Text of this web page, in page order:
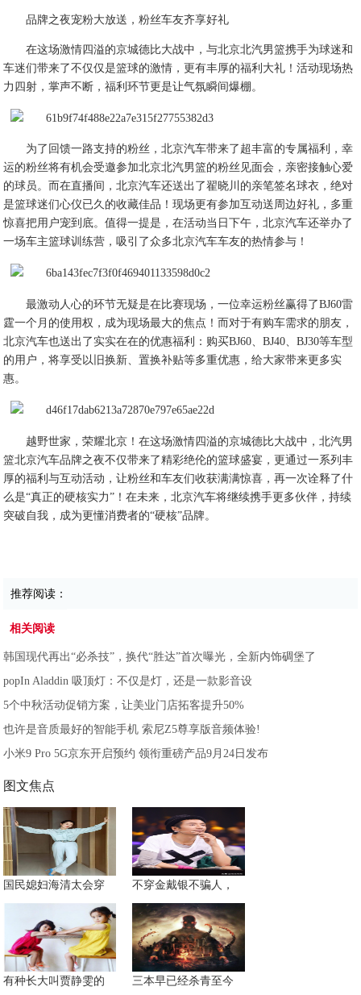
品牌之夜宠粉大放送，粉丝车友齐享好礼
在这场激情四溢的京城德比大战中，与北京北汽男篮携手为球迷和
车迷们带来了不仅仅是篮球的激情，更有丰厚的福利大礼！活动现场热
力四射，掌声不断，福利环节更是让气氛瞬间爆棚。
为了回馈一路支持的粉丝，北京汽车带来了超丰富的专属福利，幸
运的粉丝将有机会受邀参加北京北汽男篮的粉丝见面会，亲密接触心爱
的球员。而在直播间，北京汽车还送出了翟晓川的亲笔签名球衣，绝对
是篮球迷们心仪已久的收藏佳品！现场更有参加互动送周边好礼，多重
惊喜把用户宠到底。值得一提是，在活动当日下午，北京汽车还举办了
一场车主篮球训练营，吸引了众多北京汽车车友的热情参与！
最激动人心的环节无疑是在比赛现场，一位幸运粉丝赢得了BJ60雷
霆一个月的使用权，成为现场最大的焦点！而对于有购车需求的朋友，
北京汽车也送出了实实在在的优惠福利：购买BJ60、BJ40、BJ30等车型
的用户，将享受以旧换新、置换补贴等多重优惠，给大家带来更多实
惠。
越野世家，荣耀北京！在这场激情四溢的京城德比大战中，北汽男
篮北京汽车品牌之夜不仅带来了精彩绝伦的篮球盛宴，更通过一系列丰
厚的福利与互动活动，让粉丝和车友们收获满满惊喜，再一次诠释了什
么是“真正的硬核实力”！在未来，北京汽车将继续携手更多伙伴，持续
突破自我，成为更懂消费者的“硬核”品牌。
推荐阅读：
相关阅读
韩国现代再出“必杀技”，换代“胜达”首次曝光，全新内饰碉堡了
popIn Aladdin 吸顶灯：不仅是灯，还是一款影音设
5个中秋活动促销方案，让美业门店拓客提升50%
也许是音质最好的智能手机 索尼Z5尊享版音频体验!
小米9 Pro 5G京东开启预约 领衔重磅产品9月24日发布
图文焦点
国民媳妇海清太会穿 不穿金戴银不骗人，
有种长大叫贾静雯的 三本早已经杀青至今